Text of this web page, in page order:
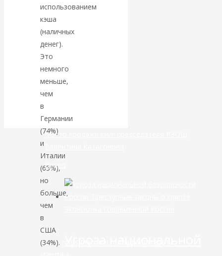
считает, что
кризис в
банковской
сфере России
уже начался
использованием
кэша
(наличных
денег).
Это
немного
меньше,
чем
в
Германии
(74%)
и
Италии
(65%),
но
больше,
чем
в
США
(34%).
Место продажи книг председателя РЭОШ
Видео